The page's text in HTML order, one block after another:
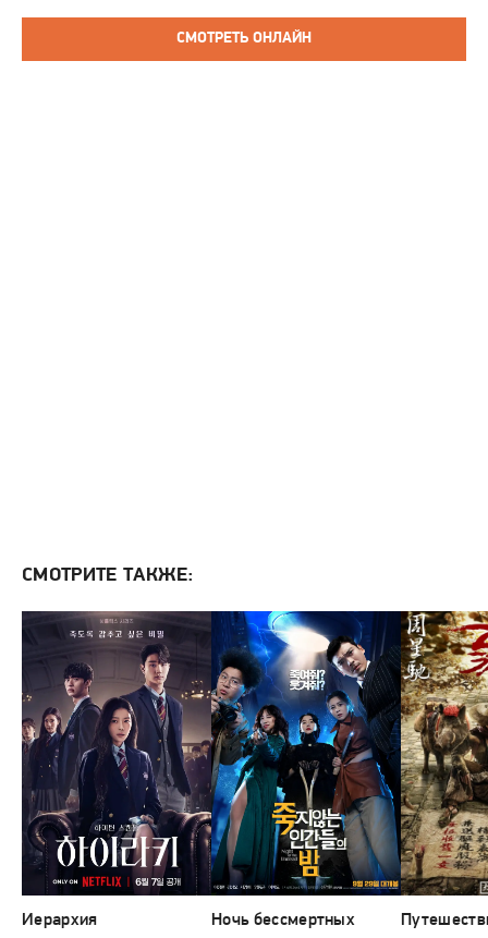
СМОТРЕТЬ ОНЛАЙН
СМОТРИТЕ ТАКЖЕ:
Иерархия Ночь бессмертных